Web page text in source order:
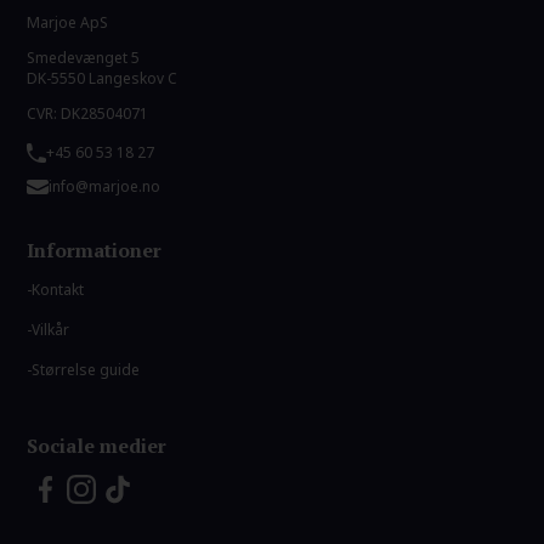
Marjoe ApS
Smedevænget 5
DK-5550 Langeskov C
CVR: DK28504071
+45 60 53 18 27
info@marjoe.no
Informationer
Kontakt
Vilkår
Størrelse guide
Sociale medier